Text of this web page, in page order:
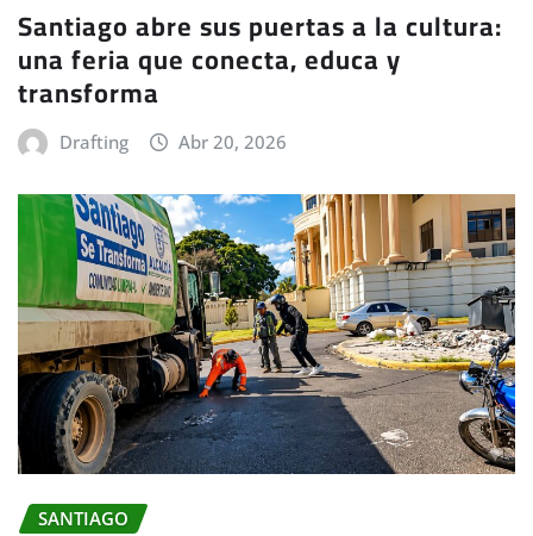
Santiago abre sus puertas a la cultura:
una feria que conecta, educa y
transforma
Drafting Abr 20, 2026
SANTIAGO